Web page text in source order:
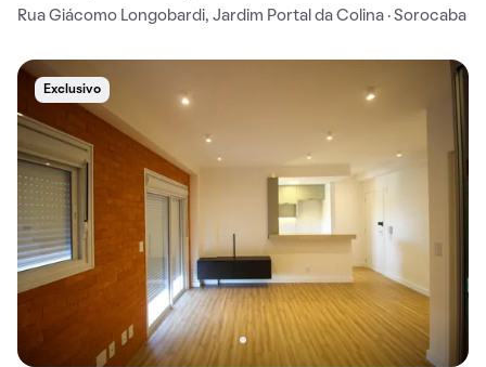
Rua Giácomo Longobardi, Jardim Portal da Colina · Sorocaba
Exclusivo